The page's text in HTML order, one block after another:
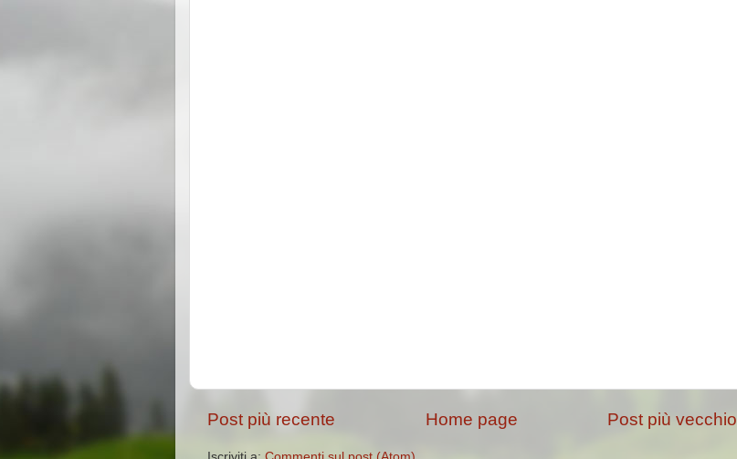
Post più recente Post più vecchio
Home page